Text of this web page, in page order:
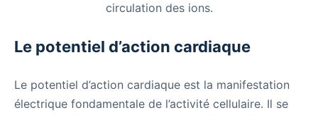
circulation des ions.
Le potentiel d’action cardiaque
Le potentiel d’action cardiaque est la manifestation
électrique fondamentale de l’activité cellulaire. Il se